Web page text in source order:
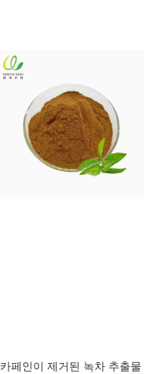
카페인이 제거된 녹차 추출물